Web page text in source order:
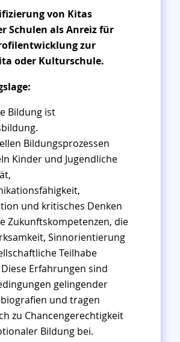
von Kitas
Schulen als Anreiz für
zur
oder Kulturschule.
Bildung ist
Bildungsprozessen
Kinder und Jugendliche
und kritisches Denken
Zukunftskompetenzen, die
Sinnorientierung
Teilhabe
Erfahrungen sind
gelingender
und tragen
zu Chancengerechtigkeit
Bildung bei.